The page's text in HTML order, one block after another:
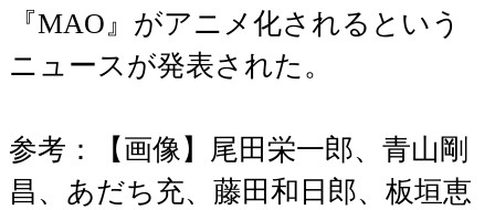
『MAO』がアニメ化されるという
ニュースが発表された。
参考：【画像】尾田栄一郎、青山剛
昌、あだち充、藤田和日郎、板垣恵